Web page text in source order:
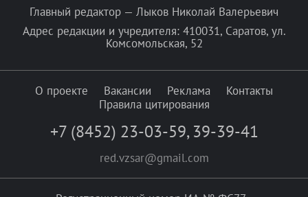
Главный редактор — Лыков Николай Валерьевич
Адрес редакции и учредителя: 410031, Саратов, ул.
Комсомольская, 52
О проекте Вакансии Реклама
Контакты
Правила цитирования
+7 (8452) 23-03-59, 39-39-41
red.vzsar@gmail.com